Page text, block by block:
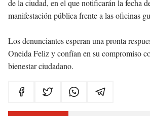
de la ciudad, en el que notificarán la fecha
manifestación pública frente a las oficinas
Los denunciantes esperan una pronta
Oneida Feliz y confían en su compromiso
bienestar ciudadano.